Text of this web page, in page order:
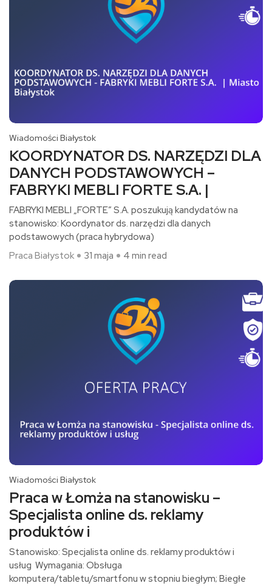
Wiadomości Białystok
KOORDYNATOR DS. NARZĘDZI DLA
DANYCH PODSTAWOWYCH –
FABRYKI MEBLI FORTE S.A. |
FABRYKI MEBLI „FORTE” S.A. poszukują kandydatów na
stanowisko: Koordynator ds. narzędzi dla danych
podstawowych (praca hybrydowa)​
Praca Białystok
31 maja 4 min read
Wiadomości Białystok
Praca w Łomża na stanowisku –
Specjalista online ds. reklamy
produktów i
Stanowisko: Specjalista online ds. reklamy produktów i
usług Wymagania: Obsługa
komputera/tabletu/smartfonu w stopniu biegłym; Biegłe